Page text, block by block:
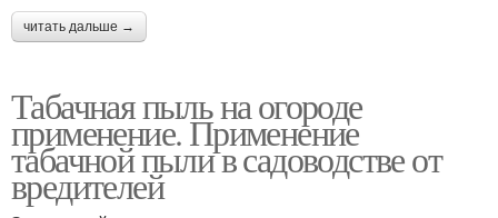
читать дальше →
Табачная пыль на огороде
применение. Применение
табачной пыли в садоводстве от
вредителей